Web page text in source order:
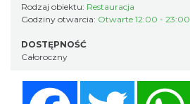
Rodzaj obiektu: Restauracja
Godziny otwarcia: Otwarte 12:00 - 23:00
DOSTĘPNOŚĆ
Całoroczny
Twitter